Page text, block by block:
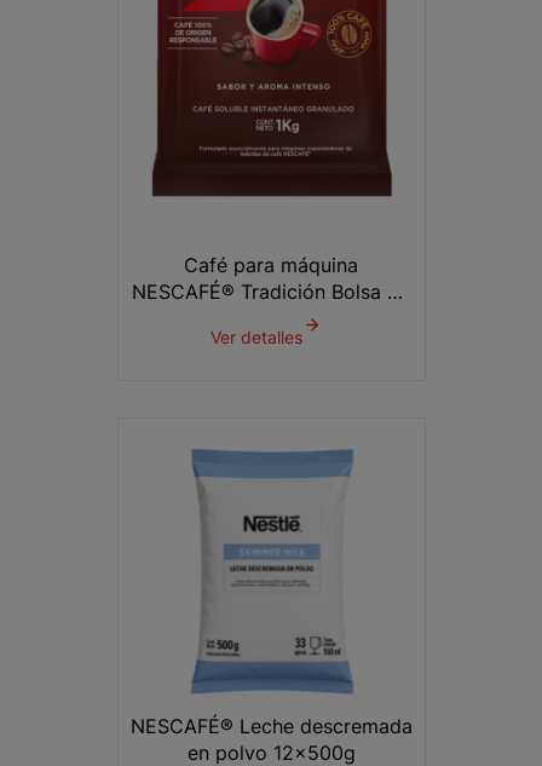
Café para máquina
NESCAFÉ® Tradición Bolsa 4x
Ver detalles
NESCAFÉ® Leche descremada
en polvo 12x500g